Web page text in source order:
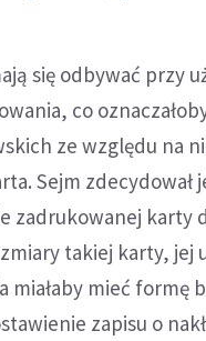
się odbywać przy
co
ze względu na
Sejm zdecydował
zadrukowanej karty
takiej karty, jej
miałaby mieć formę
zapisu o